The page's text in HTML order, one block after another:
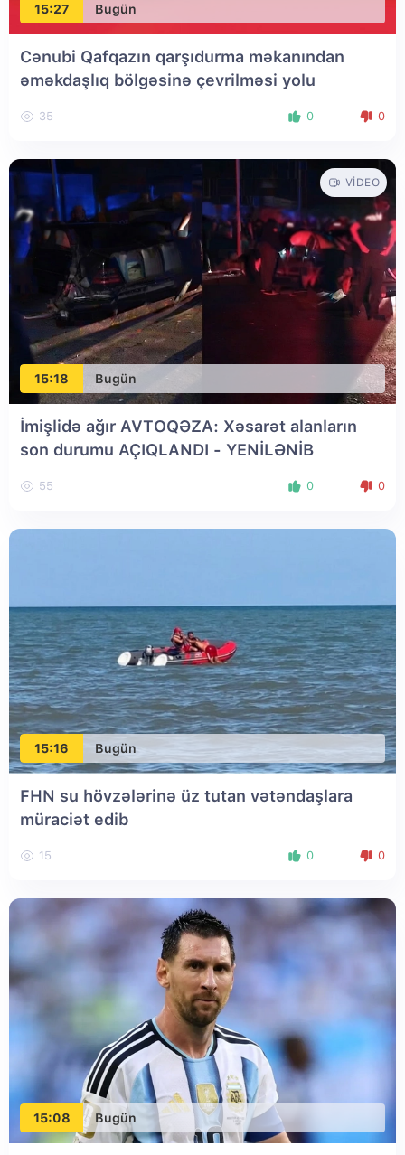
15:27 Bugün
Cənubi Qafqazın qarşıdurma məkanından
əməkdaşlıq bölgəsinə çevrilməsi yolu
35 0 0
15:18 Bugün
VIDEO
İmişlidə ağır AVTOQƏZA: Xəsarət alanların
son durumu AÇIQLANDI - YENİLƏNİB
55 0 0
15:16 Bugün
FHN su hövzələrinə üz tutan vətəndaşlara
müraciət edib
15 0 0
15:08 Bugün